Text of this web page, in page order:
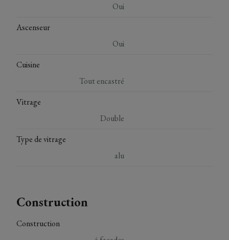
Oui
Ascenseur
Oui
Cuisine
Tout encastré
Vitrage
Double
Type de vitrage
alu
Construction
Construction